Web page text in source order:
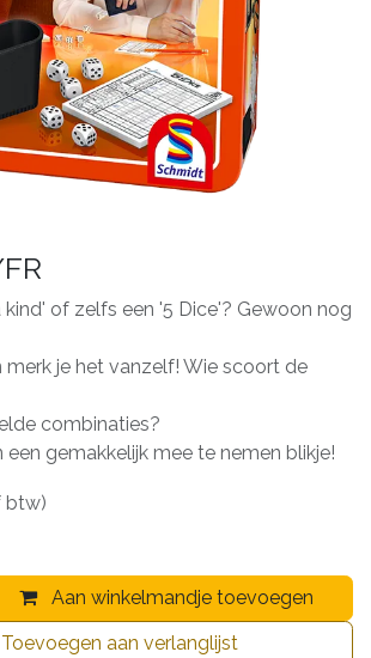
of zelfs een '5 Dice'? Gewoon nog
merk je het vanzelf! Wie scoort de
combinaties?
een gemakkelijk mee te nemen blikje!
btw)
Aan winkelmandje toevoegen
Toevoegen aan verlanglijst